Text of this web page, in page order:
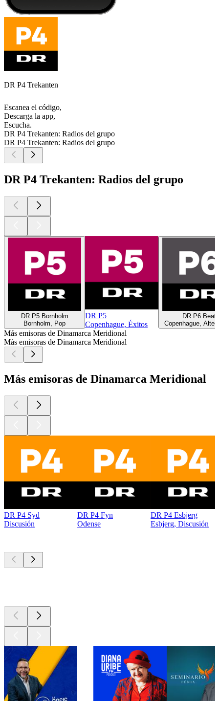
DR P4 Trekanten
Escanea el código,
Descarga la app,
Escucha.
DR P4 Trekanten: Radios del grupo
DR P4 Trekanten: Radios del grupo
DR P4 Trekanten: Radios del grupo
DR P5 Bornholm
Bornholm, Pop
DR P5
Copenhague, Éxitos
DR P6 Beat
Copenhague,
Más emisoras de Dinamarca Meridional
Más emisoras de Dinamarca Meridional
Más emisoras de Dinamarca Meridional
DR P4 Syd
Discusión
DR P4 Fyn
Odense
DR P4 Esbjerg
Esbjerg, Discusión